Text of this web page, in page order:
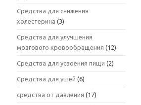
Средства для снижения
холестерина (3)
Средства для улучшения
мозгового кровообращения (12)
Средства для усвоения пищи (2)
Средства для ушей (6)
средства от давления (17)